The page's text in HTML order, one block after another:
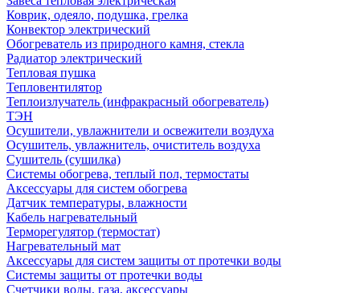
Коврик, одеяло, подушка, грелка
Конвектор электрический
Обогреватель из природного камня, стекла
Радиатор электрический
Тепловая пушка
Тепловентилятор
Теплоизлучатель (инфракрасный обогреватель)
ТЭН
Осушители, увлажнители и освежители воздуха
Осушитель, увлажнитель, очиститель воздуха
Сушитель (сушилка)
Системы обогрева, теплый пол, термостаты
Аксессуары для систем обогрева
Датчик температуры, влажности
Кабель нагревательный
Терморегулятор (термостат)
Нагревательный мат
Аксессуары для систем защиты от протечки воды
Системы защиты от протечки воды
Счетчики воды, газа, аксессуары